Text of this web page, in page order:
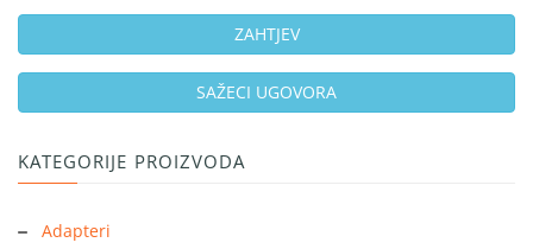
ZAHTJEV
SAŽECI UGOVORA
KATEGORIJE PROIZVODA
Adapteri